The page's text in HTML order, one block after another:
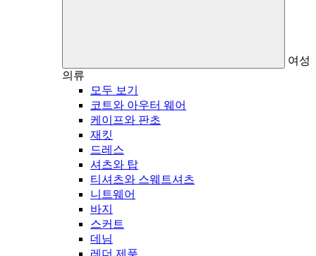
여성
의류
모두 보기
코트와 아우터 웨어
케이프와 판초
재킷
드레스
셔츠와 탑
티셔츠와 스웨트셔츠
니트웨어
바지
스커트
데님